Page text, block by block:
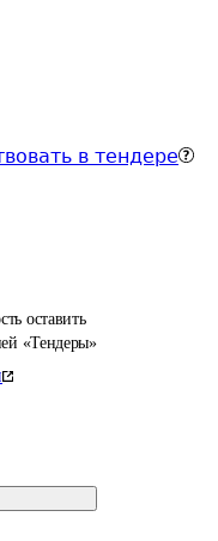
в тендере
оставить
«Тендеры»